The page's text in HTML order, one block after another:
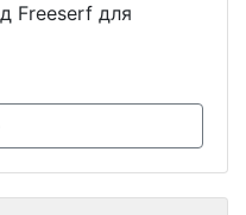
Freeserf для